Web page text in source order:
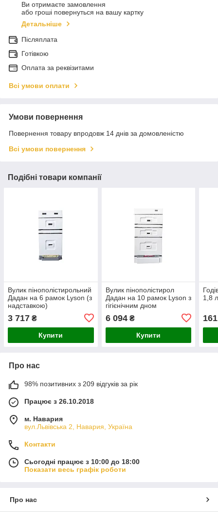
Ви отримаєте замовлення
або гроші повернуться на вашу картку
Детальніше
Післяплата
Готівкою
Оплата за реквізитами
Всі умови оплати
Умови повернення
Повернення товару впродовж 14 днів за домовленістю
Всі умови повернення
Подібні товари компанії
Вулик пінополістирольний
Дадан на 6 рамок Lyson (з
надставкою)
3 717 ₴
Купити
Вулик пінополістирол
Дадан на 10 рамок Lyson з
гігієнічним дном
6 094₴
Купити
1,8
161
Про нас
98% позитивних з 209 відгуків за рік
Працює з 26.10.2018
м. Навария
вул.Львівська 2, Навария, Україна
Контакти
Сьогодні працює з 10:00 до 18:00
Показати весь графік роботи
Про нас